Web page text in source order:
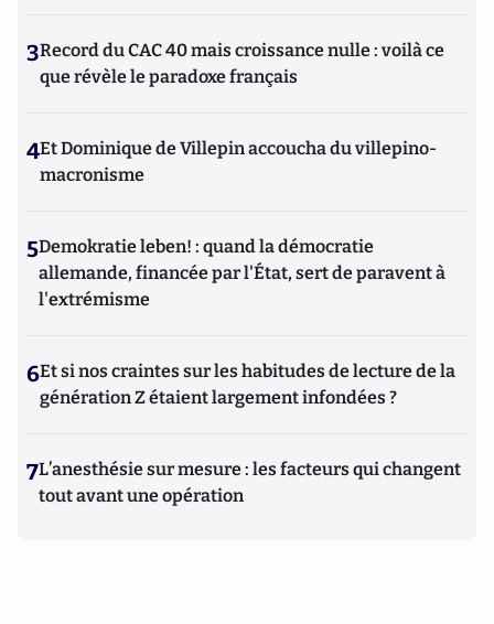
3Record du CAC 40 mais croissance nulle : voilà ce
que révèle le paradoxe français
4Et Dominique de Villepin accoucha du villepino-
macronisme
5Demokratie leben! : quand la démocratie
allemande, financée par l'État, sert de paravent à
l'extrémisme
6Et si nos craintes sur les habitudes de lecture de la
génération Z étaient largement infondées ?
7L’anesthésie sur mesure : les facteurs qui changent
tout avant une opération